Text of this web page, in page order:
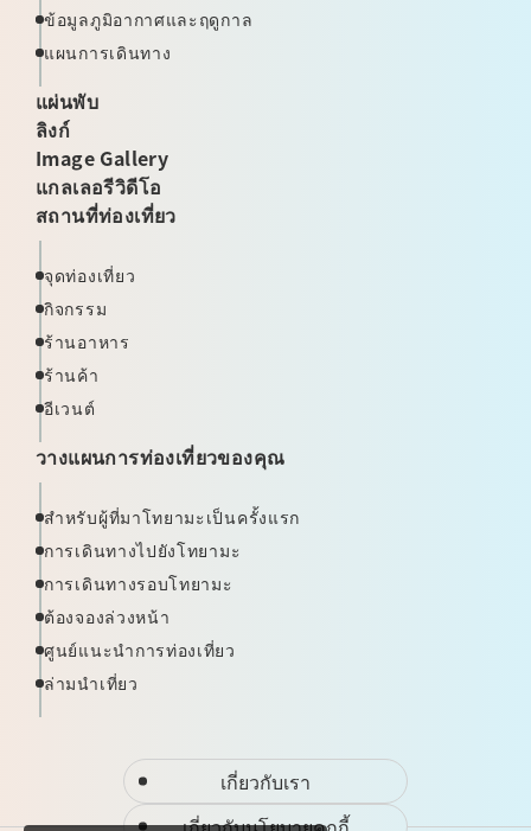
ข้อมูลภูมิอากาศและฤดูกาล
แผนการเดินทาง
แผ่นพับ
ลิงก์
Image Gallery
แกลเลอรีวิดีโอ
สถานที่ท่องเที่ยว
จุดท่องเที่ยว
กิจกรรม
ร้านอาหาร
ร้านค้า
อีเวนต์
วางแผนการท่องเที่ยวของคุณ
สำหรับผู้ที่มาโทยามะเป็นครั้งแรก
การเดินทางไปยังโทยามะ
การเดินทางรอบโทยามะ
ต้องจองล่วงหน้า
ศูนย์แนะนำการท่องเที่ยว
ล่ามนำเที่ยว
เกี่ยวกับเรา